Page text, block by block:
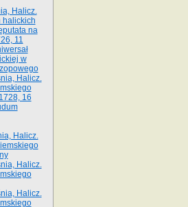
Halicz.
halickich
na
11
w
Halicz.
16
Halicz.
Halicz.
Halicz.